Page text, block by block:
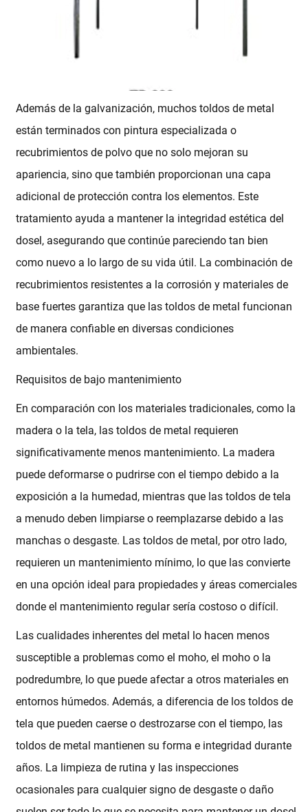
Además de la galvanización, muchos toldos de metal
están terminados con pintura especializada o
recubrimientos de polvo que no solo mejoran su
apariencia, sino que también proporcionan una capa
adicional de protección contra los elementos. Este
tratamiento ayuda a mantener la integridad estética del
dosel, asegurando que continúe pareciendo tan bien
como nuevo a lo largo de su vida útil. La combinación de
recubrimientos resistentes a la corrosión y materiales de
base fuertes garantiza que las toldos de metal funcionan
de manera confiable en diversas condiciones
ambientales.
Requisitos de bajo mantenimiento
En comparación con los materiales tradicionales, como la
madera o la tela, las toldos de metal requieren
significativamente menos mantenimiento. La madera
puede deformarse o pudrirse con el tiempo debido a la
exposición a la humedad, mientras que las toldos de tela
a menudo deben limpiarse o reemplazarse debido a las
manchas o desgaste. Las toldos de metal, por otro lado,
requieren un mantenimiento mínimo, lo que las convierte
en una opción ideal para propiedades y áreas comerciales
donde el mantenimiento regular sería costoso o difícil.
Las cualidades inherentes del metal lo hacen menos
susceptible a problemas como el moho, el moho o la
podredumbre, lo que puede afectar a otros materiales en
entornos húmedos. Además, a diferencia de los toldos de
tela que pueden caerse o destrozarse con el tiempo, las
toldos de metal mantienen su forma e integridad durante
años. La limpieza de rutina y las inspecciones
ocasionales para cualquier signo de desgaste o daño